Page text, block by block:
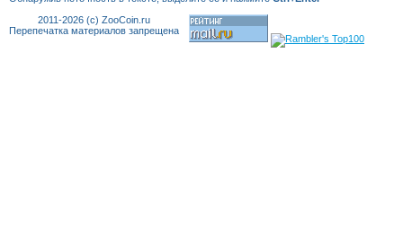
2011-2026 (c) ZooCoin.ru
Перепечатка материалов запрещена